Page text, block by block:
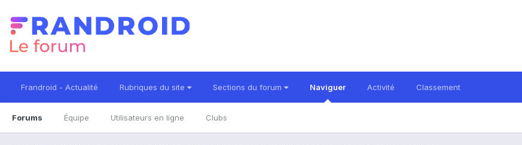
Frandroid - Actualité Rubriques du site Sections du forum Naviguer
Forums Équipe Utilisateurs en ligne Clubs
Activité Classement